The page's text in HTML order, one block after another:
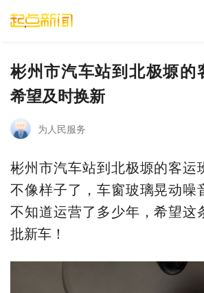
彬州市汽车站到北极塬的
希望及时换新
为人民服务
彬州市汽车站到北极塬的客运
不像样子了，车窗玻璃晃动噪
不知道运营了多少年，希望这
批新车！